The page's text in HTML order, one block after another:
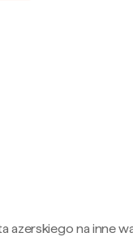
azerskiego na inne